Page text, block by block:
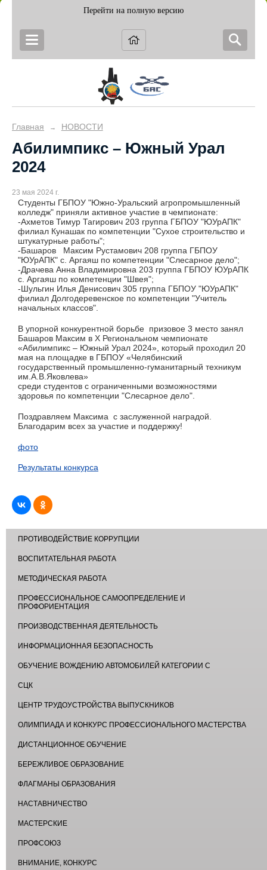
Перейти на полную версию
Главная → НОВОСТИ
Абилимпикс – Южный Урал
2024
23 мая 2024 г.
Студенты ГБПОУ "Южно-Уральский агропромышленный
колледж" приняли активное участие в чемпионате:
-Ахметов Тимур Тагирович 203 группа ГБПОУ "ЮУрАПК"
филиал Кунашак по компетенции "Сухое строительство и
штукатурные работы";
-Башаров Максим Рустамович 208 группа ГБПОУ
"ЮУрАПК" с. Аргаяш по компетенции "Слесарное дело";
-Драчева Анна Владимировна 203 группа ГБПОУ ЮУрАПК
с. Аргаяш по компетенции "Швея";
-Шульгин Илья Денисович 305 группа ГБПОУ "ЮУрАПК"
филиал Долгодеревенское по компетенции "Учитель
начальных классов".
В упорной конкурентной борьбе призовое 3 место занял
Башаров Максим в Х Региональном чемпионате
«Абилимпикс – Южный Урал 2024», который проходил 20
мая на площадке в ГБПОУ «Челябинский
государственный промышленно-гуманитарный техникум
им.А.В.Яковлева»
среди студентов с ограниченными возможностями
здоровья по компетенции "Слесарное дело".
Поздравляем Максима с заслуженной наградой.
Благодарим всех за участие и поддержку!
фото
Результаты конкурса
ПРОТИВОДЕЙСТВИЕ КОРРУПЦИИ
ВОСПИТАТЕЛЬНАЯ РАБОТА
МЕТОДИЧЕСКАЯ РАБОТА
ПРОФЕССИОНАЛЬНОЕ САМООПРЕДЕЛЕНИЕ И
ПРОФОРИЕНТАЦИЯ
ПРОИЗВОДСТВЕННАЯ ДЕЯТЕЛЬНОСТЬ
ИНФОРМАЦИОННАЯ БЕЗОПАСНОСТЬ
ОБУЧЕНИЕ ВОЖДЕНИЮ АВТОМОБИЛЕЙ КАТЕГОРИИ С
СЦК
ЦЕНТР ТРУДОУСТРОЙСТВА ВЫПУСКНИКОВ
ОЛИМПИАДА И КОНКУРС ПРОФЕССИОНАЛЬНОГО МАСТЕРСТВА
ДИСТАНЦИОННОЕ ОБУЧЕНИЕ
БЕРЕЖЛИВОЕ ОБРАЗОВАНИЕ
ФЛАГМАНЫ ОБРАЗОВАНИЯ
НАСТАВНИЧЕСТВО
МАСТЕРСКИЕ
ПРОФСОЮЗ
ВНИМАНИЕ, КОНКУРС